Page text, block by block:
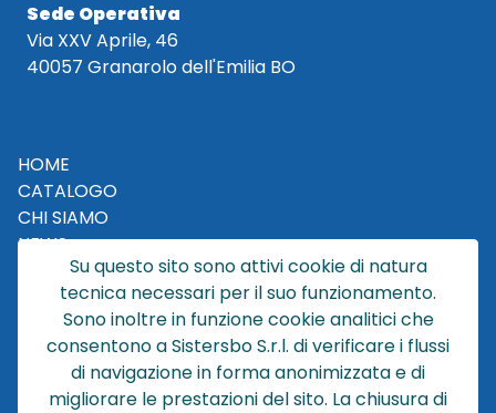
Sede Operativa
Via XXV Aprile, 46
40057 Granarolo dell'Emilia BO
HOME
CATALOGO
CHI SIAMO
NEWS
CONTATTACI
CONDIZIONI DI VENDITA
POLICY PRIVACY
NOTE LEGALI
Su questo sito sono attivi cookie di natura
tecnica necessari per il suo funzionamento.
Sono inoltre in funzione cookie analitici che
consentono a Sistersbo S.r.l. di verificare i flussi
di navigazione in forma anonimizzata e di
migliorare le prestazioni del sito. La chiusura di